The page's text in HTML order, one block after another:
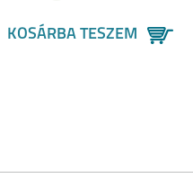
KOSÁRBA TESZEM